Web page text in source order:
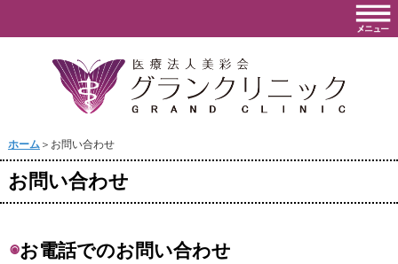
ホーム＞お問い合わせ
お問い合わせ
◉お電話でのお問い合わせ